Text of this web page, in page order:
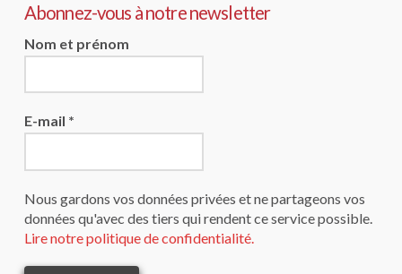
Abonnez-vous à notre newsletter
Nom et prénom
E-mail *
Nous gardons vos données privées et ne partageons vos
données qu'avec des tiers qui rendent ce service possible.
Lire notre politique de confidentialité.